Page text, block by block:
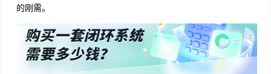
的刚需。